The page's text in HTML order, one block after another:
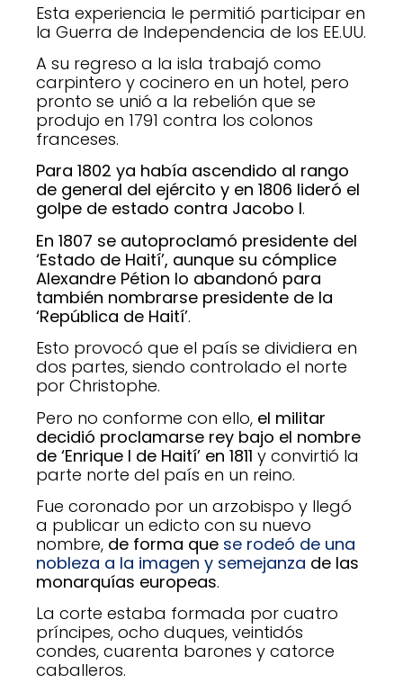
Esta experiencia le permitió participar en
la Guerra de Independencia de los EE.UU.
A su regreso a la isla trabajó como
carpintero y cocinero en un hotel, pero
pronto se unió a la rebelión que se
produjo en 1791 contra los colonos
franceses.
Para 1802 ya había ascendido al rango
de general del ejército y en 1806 lideró el
golpe de estado contra Jacobo I.
En 1807 se autoproclamó presidente del
‘Estado de Haití’, aunque su cómplice
Alexandre Pétion lo abandonó para
también nombrarse presidente de la
‘República de Haití’.
Esto provocó que el país se dividiera en
dos partes, siendo controlado el norte
por Christophe.
Pero no conforme con ello, el militar
decidió proclamarse rey bajo el nombre
de ‘Enrique I de Haití’ en 1811 y convirtió la
parte norte del país en un reino.
Fue coronado por un arzobispo y llegó
a publicar un edicto con su nuevo
nombre, de forma que se rodeó de una
nobleza a la imagen y semejanza de las
monarquías europeas.
La corte estaba formada por cuatro
príncipes, ocho duques, veintidós
condes, cuarenta barones y catorce
caballeros.